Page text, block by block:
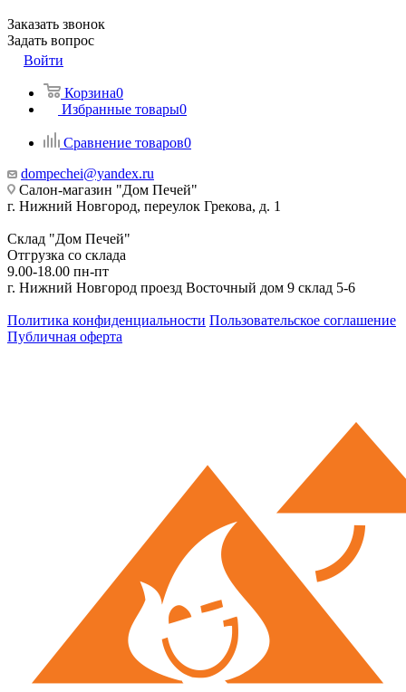
Заказать звонок
Задать вопрос
Войти
Корзина0
Избранные товары0
Сравнение товаров0
dompechei@yandex.ru
Салон-магазин "Дом Печей"
г. Нижний Новгород, переулок Грекова, д. 1
Склад "Дом Печей"
Отгрузка со склада
9.00-18.00 пн-пт
г. Нижний Новгород проезд Восточный дом 9 склад 5-6
Политика конфиденциальности Пользовательское соглашение
Публичная оферта